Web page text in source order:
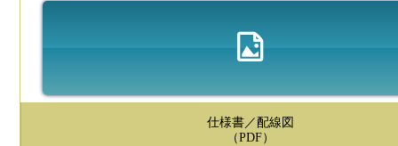
仕様書／配線図
（PDF）